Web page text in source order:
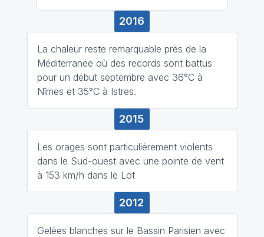
2016
La chaleur reste remarquable près de la
Méditerranée où des records sont battus
pour un début septembre avec 36°C à
Nîmes et 35°C à Istres.
2015
Les orages sont particulièrement violents
dans le Sud-ouest avec une pointe de vent
à 153 km/h dans le Lot
2012
Gelées blanches sur le Bassin Parisien avec